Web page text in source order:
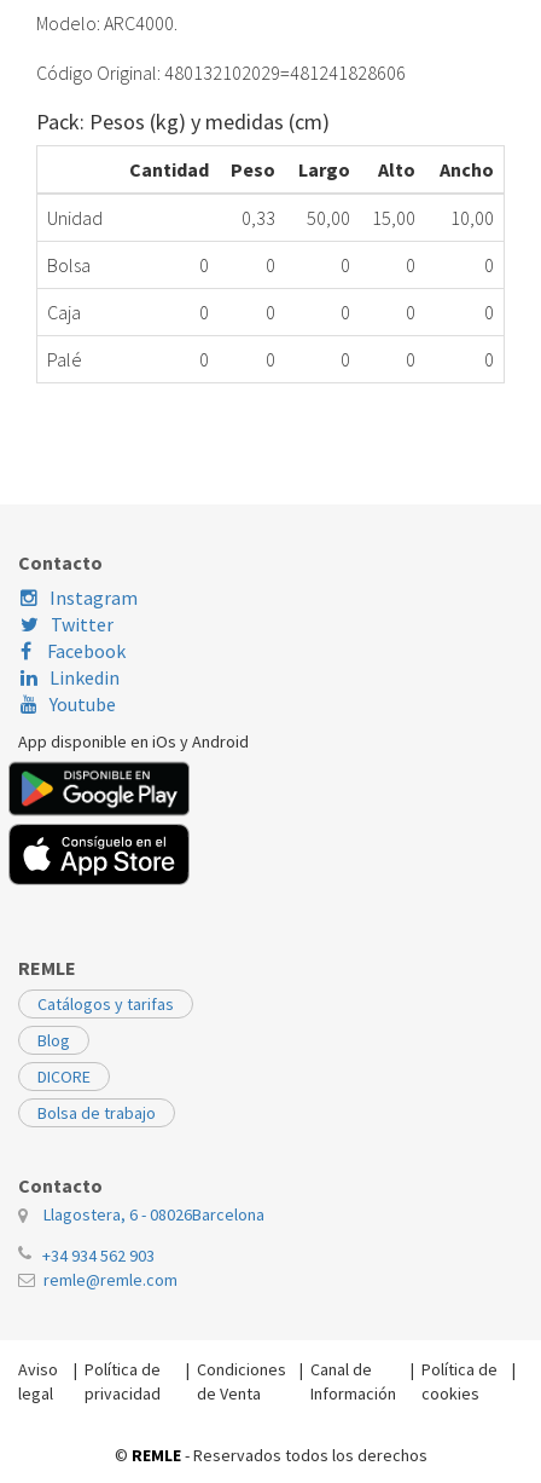
Modelo: ARC4000.
Código Original: 480132102029=481241828606
Pack: Pesos (kg) y medidas (cm)
Cantidad Peso Largo Alto
Ancho
Unidad
0,33 50,00 15,00
10,00
Bolsa
0 0 0 0
0
Caja
0 0 0 0
0
Palé
0 0 0 0 0
Contacto
Instagram
Twitter
Facebook
Linkedin
Youtube
App disponible en iOs y Android
REMLE
Catálogos y tarifas
Blog
DICORE
Bolsa de trabajo
Contacto
Llagostera, 6 - 08026Barcelona
+34 934 562 903
remle@remle.com
Aviso
legal
| Política de
privacidad
|Condiciones
de Venta
|Canal de
Información
| Política de
cookies
|
© REMLE- Reservados todos los derechos